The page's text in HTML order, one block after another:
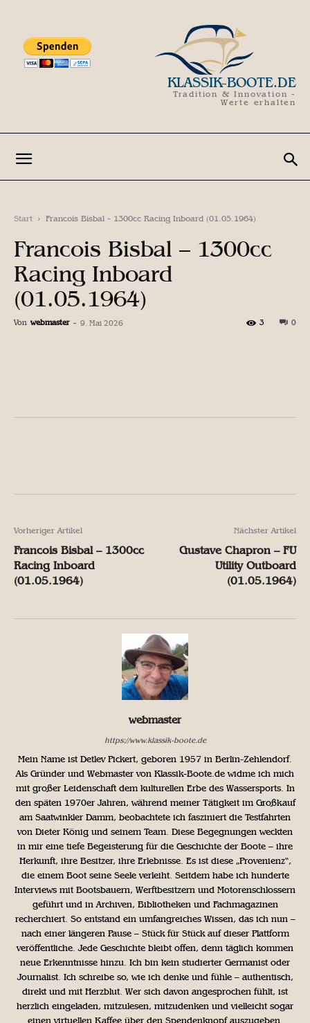
KLASSIK-BOOTE.DE
Tradition & Innovation -
Werte erhalten
Start Francois Bisbal - 1300cc Racing Inboard (01.05.1964)
Francois Bisbal – 1300cc
Racing Inboard
(01.05.1964)
Von webmaster - 9. Mai 2026 0
3
Vorheriger Artikel
Francois Bisbal – 1300cc
Racing Inboard
(01.05.1964)
Nächster Artikel
Gustave Chapron – FU
Utility Outboard
(01.05.1964)
webmaster
https://www.klassik-boote.de
Mein Name ist Detlev Pickert, geboren 1957 in Berlin-Zehlendorf.
Als Gründer und Webmaster von Klassik-Boote.de widme ich mich
mit großer Leidenschaft dem kulturellen Erbe des Wassersports. In
den späten 1970er Jahren, während meiner Tätigkeit im Großkauf
am Saatwinkler Damm, beobachtete ich fasziniert die Testfahrten
von Dieter König und seinem Team. Diese Begegnungen weckten
in mir eine tiefe Begeisterung für die Geschichte der Boote – ihre
Herkunft, ihre Besitzer, ihre Erlebnisse. Es ist diese „Provenienz“,
die einem Boot seine Seele verleiht. Seitdem habe ich hunderte
Interviews mit Bootsbauern, Werftbesitzern und Motorenschlossern
geführt und in Archiven, Bibliotheken und Fachmagazinen
recherchiert. So entstand ein umfangreiches Wissen, das ich nun –
nach einer längeren Pause – Stück für Stück auf dieser Plattform
veröffentliche. Jede Geschichte bleibt offen, denn täglich kommen
neue Erkenntnisse hinzu. Ich bin kein studierter Germanist oder
Journalist. Ich schreibe so, wie ich denke und fühle – authentisch,
direkt und mit Herzblut. Wer sich davon angesprochen fühlt, ist
herzlich eingeladen, mitzulesen, mitzudenken und vielleicht sogar
einen virtuellen Kaffee über den Spendenknopf auszugeben.